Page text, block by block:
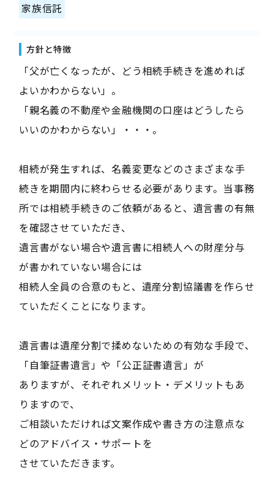
家族信託
方針と特徴
「父が亡くなったが、どう相続手続きを進めれば
よいかわからない」。
「親名義の不動産や金融機関の口座はどうしたら
いいのかわからない」・・・。
相続が発生すれば、名義変更などのさまざまな手
続きを期間内に終わらせる必要があります。当事務
所では相続手続きのご依頼があると、遺言書の有無
を確認させていただき、
遺言書がない場合や遺言書に相続人への財産分与
が書かれていない場合には
相続人全員の合意のもと、遺産分割協議書を作らせ
ていただくことになります。
遺言書は遺産分割で揉めないための有効な手段で、
「自筆証書遺言」や「公正証書遺言」が
ありますが、それぞれメリット・デメリットもあ
りますので、
ご相談いただければ文案作成や書き方の注意点な
どのアドバイス・サポートを
させていただきます。